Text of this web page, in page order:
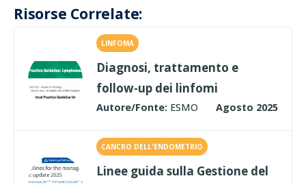
Risorse Correlate:
LINFOMA
Diagnosi, trattamento e
follow-up dei linfomi
Autore/Fonte: ESMO Agosto 2025
CANCRO DELL'ENDOMETRIO
Linee guida sulla Gestione del